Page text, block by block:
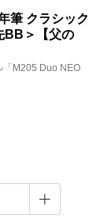
筆 クラシック
BB＞【父の
M205 Duo NEO